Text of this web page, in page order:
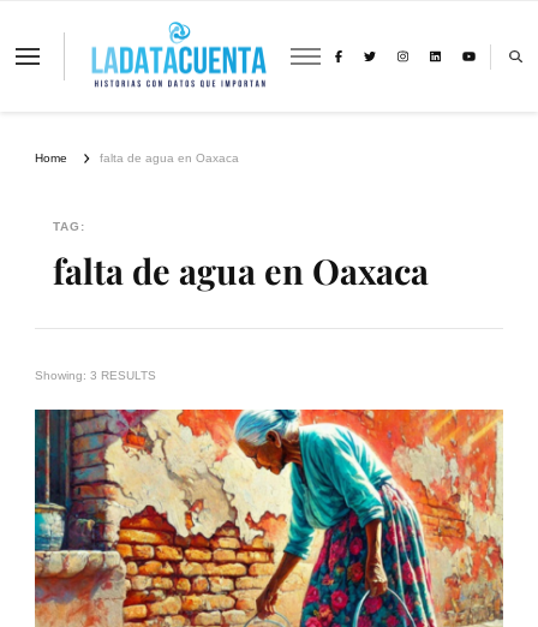
La Data Cuenta es una plataforma
Home falta de agua en Oaxaca
TAG:
falta de agua en Oaxaca
Showing: 3 RESULTS